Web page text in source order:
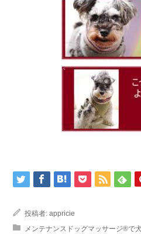
投稿者: appricie
メンテナンスドッグマッサージ®で